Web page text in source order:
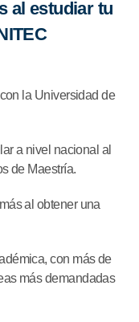
al estudiar tu
la Universidad de
a nivel nacional al
de Maestría.
al obtener una
con más de
más demandadas